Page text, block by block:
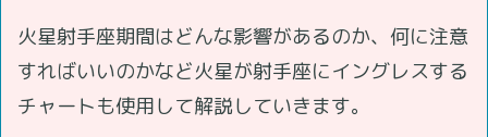
火星射手座期間はどんな影響があるのか、何に注意
すればいいのかなど火星が射手座にイングレスする
チャートも使用して解説していきます。